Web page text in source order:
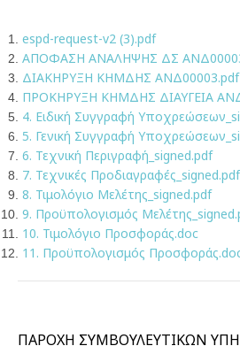
espd-request-v2 (3).pdf
ΑΠΟΦΑΣΗ ΑΝΑΛΗΨΗΣ ΔΣ
ΔΙΑΚΗΡΥΞΗ ΚΗΜΔΗΣ ΑΝΔ00003.pdf
ΠΡΟΚΗΡΥΞΗ ΚΗΜΔΗΣ ΔΙΑΥΓΕΙΑ
4. Ειδική Συγγραφή
5. Γενική Συγγραφή
6. Τεχνική Περιγραφή_signed.pdf
7. Τεχνικές Προδιαγραφές_signed.pdf
8. Τιμολόγιο Μελέτης_signed.pdf
9. Προϋπολογισμός
10. Τιμολόγιο Προσφοράς.doc
11. Προϋπολογισμός
ΠΑΡΟΧΗ ΣΥΜΒΟΥΛΕΥΤΙΚΩΝ